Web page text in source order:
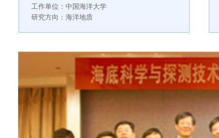
工作单位：中国海洋大学
研究方向：海洋地质